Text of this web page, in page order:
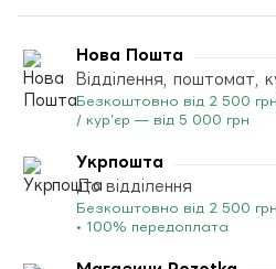
Нова Пошта
Відділення, поштомат,
Безкоштовно від 2 500 грн
/ кур’єр — від 5 000 грн
Укрпошта
До відділення
Безкоштовно від 2 500 грн
• 100% передоплата